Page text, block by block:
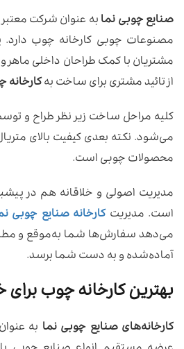
صنایع چوبی نمابه‌ عنوان شرکت
مصنوعات چوبی کارخانه چوب دارد.
مشتریان با کمک طراحان داخلی
از تائید مشتری برای ساخت به
کلیه مراحل ساخت زیر نظر طراح و
می‌شود. نکته بعدی کیفیت بالای
محصولات چوبی است.
مدیریت اصولی و خلاقانه هم در
است. مدیریتکارخانه صنایع چوبی
می‌دهد سفارش‌ها شما به‌موقع و
آماده‌شده و به دست شما برسد.
بهترین کارخانه چوب
کارخانه‌های صنایع چوبی نما به